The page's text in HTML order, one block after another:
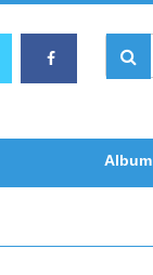
Album